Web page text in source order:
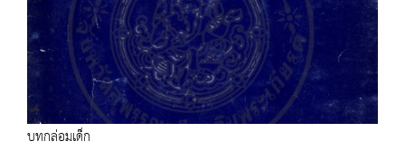
บทกล่อมเด็ก